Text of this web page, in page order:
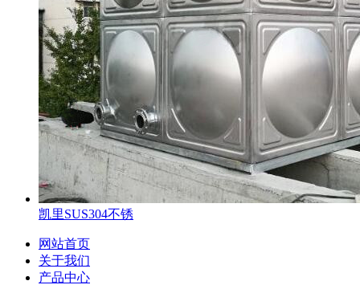
凯里SUS304不锈
网站首页
关于我们
产品中心